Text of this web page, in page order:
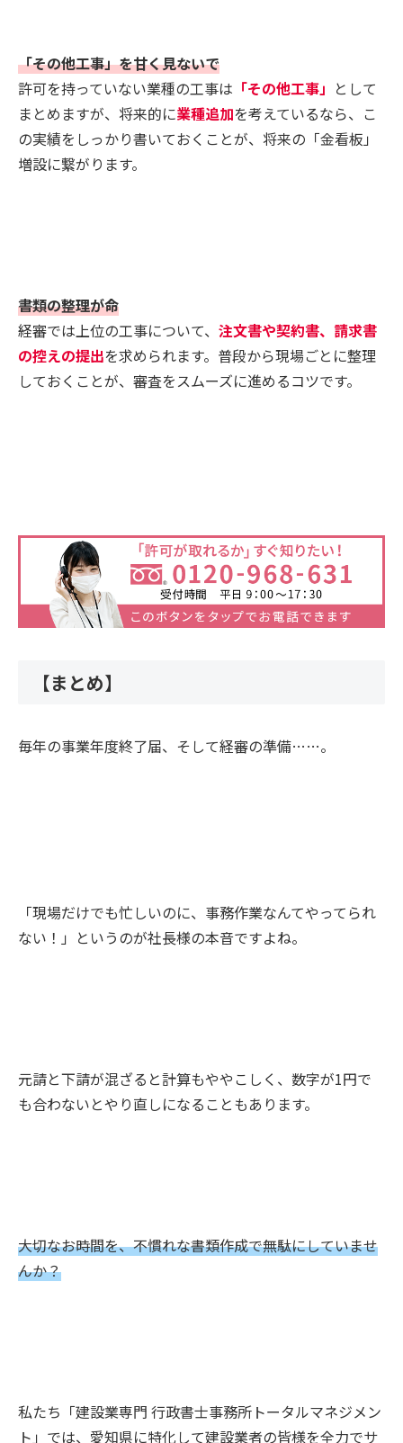
「その他工事」を甘く見ないで
許可を持っていない業種の工事は 「その他工事」 として
まとめますが、将来的に業種追加を考えているなら、こ
の実績をしっかり書いておくことが、将来の「金看板」
増設に繋がります。
書類の整理が命
経審では上位の工事について、 注文書や契約書、請求書
の控えの提出を求められます。普段から現場ごとに整理
しておくことが、審査をスムーズに進めるコツです。
【まとめ】
毎年の事業年度終了届、そして経審の準備……。
「現場だけでも忙しいのに、事務作業なんてやってられ
ない！」というのが社長様の本音ですよね。
元請と下請が混ざると計算もややこしく、数字が1円で
も合わないとやり直しになることもあります。
大切なお時間を、不慣れな書類作成で無駄にしていませ
んか？
私たち「建設業専門 行政書士事務所トータルマネジメン
ト」では、愛知県に特化して建設業者の皆様を全力でサ